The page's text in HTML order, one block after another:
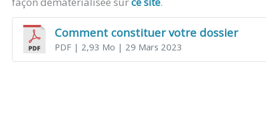
Comment constituer votre dossier
PDF| 2,93 Mo | 29 Mars 2023